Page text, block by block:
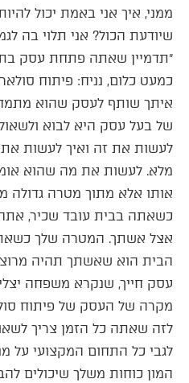
ממני, איך אני באמת יכול
שיודעת הכול? אני תלוי בה
״תדמיין שאתה פתחת עסק
כמעט כלום, נניח: פיתוח
איתך שותף לעסק שהוא
של בעל עסק היא לבוא
לעשות את זה ואיך לעשות את
מלא. לעשות את מה שהוא
אותו אלא מתוך מטרה גדולה
כשאתה בבית עובד שכיר,
אצל אשתך. המטרה שלך
הבית הוא שאשתך תהיה
עסק חייך, שנקרא משפחה
מקרה של העסק של פיתוח
לזה שאתה כל הזמן צריך
לגבי כל התחום המקצועי על
המון כוחות משלך שיכולים